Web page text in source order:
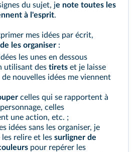
du sujet, je note toutes les
à l'esprit.
mes idées par écrit,
les organiser :
les unes en dessous
utilisant des tirets et je laisse
de nouvelles idées me viennent
celles qui se rapportent à
celles
une action, etc. ;
idées sans les organiser, je
relire et les surligner de
pour repérer les